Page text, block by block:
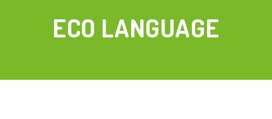
ECO LANGUAGE